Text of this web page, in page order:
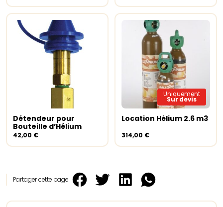
Ajouter au panier
Détendeur pour
Bouteille d’Hélium
42,00 €
Uniquement
Sur devis
Lire la suite
Location Hélium 2.6 m3
314,00 €
Partager cette page